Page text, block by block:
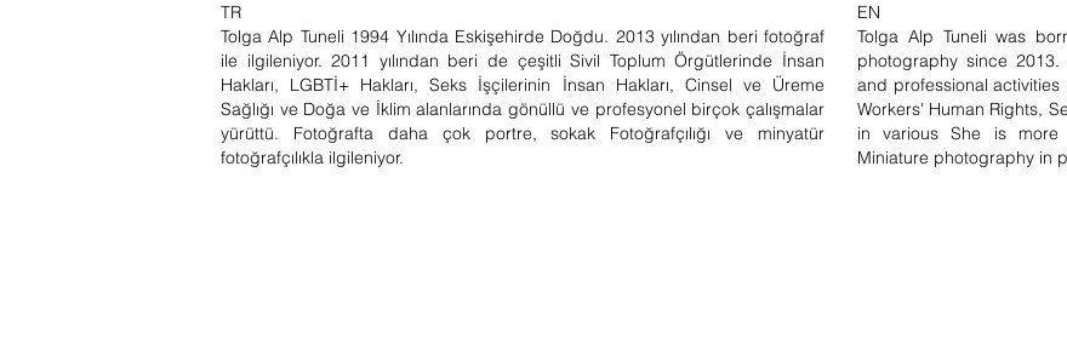
TR
Tolga Alp Tuneli 1994 Yılında Eskişehirde Doğdu. 2013 yılından beri fotoğraf
ile ilgileniyor. 2011 yılından beri de çeşitli Sivil Toplum Örgütlerinde İnsan
Hakları, LGBTİ+ Hakları, Seks İşçilerinin İnsan Hakları, Cinsel ve Üreme
Sağlığı ve Doğa ve İklim alanlarında gönüllü ve profesyonel birçok çalışmalar
yürüttü. Fotoğrafta daha çok portre, sokak Fotoğrafçılığı ve minyatür
fotoğrafçılıkla ilgileniyor.
EN
Tolga Alp Tuneli was
photography since
and professional
Workers' Human Rights,
in various She is more
Miniature photography in